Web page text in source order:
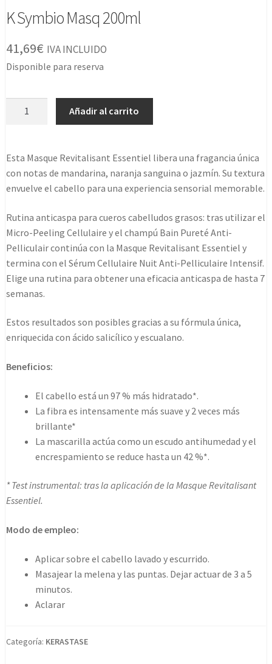
K Symbio Masq 200ml
41,69€ IVA INCLUIDO
Disponible para reserva
cantidad
Añadir al carrito
Esta Masque Revitalisant Essentiel libera una fragancia única
con notas de mandarina, naranja sanguina o jazmín. Su textura
envuelve el cabello para una experiencia sensorial memorable.
Rutina anticaspa para cueros cabelludos grasos: tras utilizar el
Micro-Peeling Cellulaire y el champú Bain Pureté Anti-
Pelliculair continúa con la Masque Revitalisant Essentiel y
termina con el Sérum Cellulaire Nuit Anti-Pelliculaire Intensif.
Elige una rutina para obtener una eficacia anticaspa de hasta 7
semanas.
Estos resultados son posibles gracias a su fórmula única,
enriquecida con ácido salicílico y escualano.
Beneficios:
El cabello está un 97 % más hidratado*.
La fibra es intensamente más suave y 2 veces más
brillante*
La mascarilla actúa como un escudo antihumedad y el
encrespamiento se reduce hasta un 42 %*.
* Test instrumental: tras la aplicación de la Masque Revitalisant
Essentiel.
Modo de empleo:
Aplicar sobre el cabello lavado y escurrido.
Masajear la melena y las puntas. Dejar actuar de 3 a 5
minutos.
Aclarar
Categoría: KERASTASE